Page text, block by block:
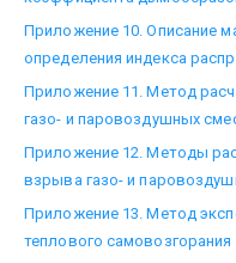
Приложение 10. Описание
определения индекса
Приложение 11. Метод
газо- и паровоздушных
Приложение 12. Методы
взрыва газо- и
Приложение 13. Метод
теплового